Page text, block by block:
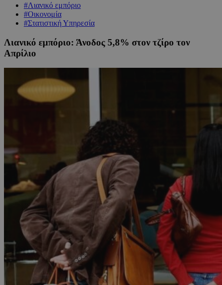
#Λιανικό εμπόριο
#Οικονομία
#Στατιστική Υπηρεσία
Λιανικό εμπόριο: Άνοδος 5,8% στον τζίρο τον
Απρίλιο